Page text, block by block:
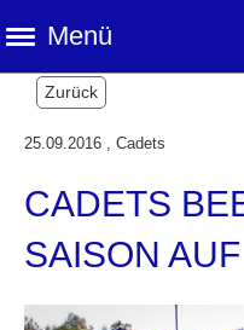
Menü
Zurück
25.09.2016 , Cadets
CADETS
SAISON